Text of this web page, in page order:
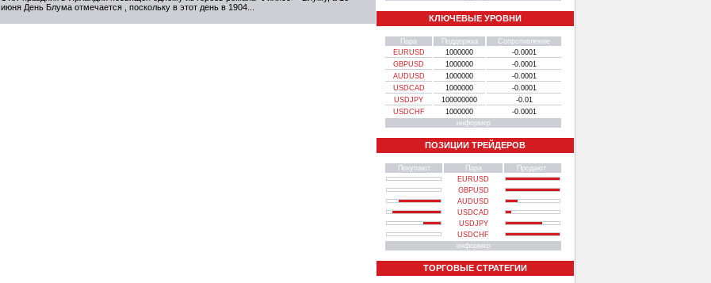
июня День Блума отмечается , поскольку в этот день в 1904...
КЛЮЧЕВЫЕ УРОВНИ
Пара Поддержка
Сопротивление
EURUSD
1000000
-0.0001
GBPUSD
1000000
-0.0001
AUDUSD
1000000
-0.0001
USDCAD
1000000
-0.0001
USDJPY
100000000
-0.01
USDCHF
1000000
-0.0001
информер
ПОЗИЦИИ ТРЕЙДЕРОВ
Покупают Пара
Продают
EURUSD
GBPUSD
AUDUSD
USDCAD
USDJPY
USDCHF
информер
ТОРГОВЫЕ СТРАТЕГИИ